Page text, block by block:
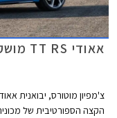
אאודי TT RS מושקת בישראל